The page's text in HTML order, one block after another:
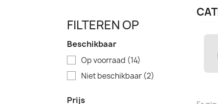
FILTEREN OP
Beschikbaar
Op voorraad (14)
Niet beschikbaar (2)
Prijs